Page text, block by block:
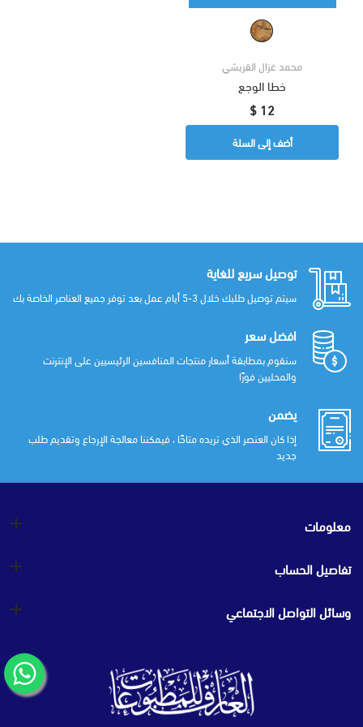
محمد غزال القريشي
خطا الوجع
12 $
أضف إلى السلة
توصيل سريع للغاية
سيتم توصيل طلبك خلال 3-5 أيام عمل بعد توفر جميع العناصر الخاصة بك
افضل سعر
سنقوم بمطابقة أسعار منتجات المنافسين الرئيسيين على الإنترنت
والمحليين فورًا
يضمن
إذا كان العنصر الذي تريده متاحًا ، فيمكننا معالجة الإرجاع وتقديم طلب
جديد
معلومات
تفاصيل الحساب
وسائل التواصل الاجتماعي